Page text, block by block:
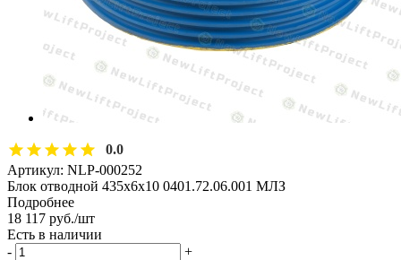
0.0
Артикул: NLP-000252
Блок отводной 435х6х10 0401.72.06.001 МЛЗ
Подробнее
18 117 руб./шт
Есть в наличии
-
+